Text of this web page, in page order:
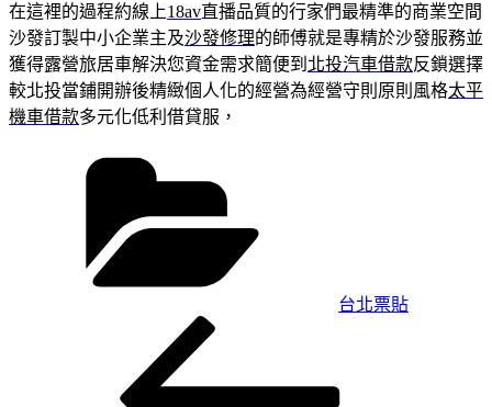
在這裡的過程約線上18av直播品質的行家們最精準的商業空間
沙發訂製中小企業主及沙發修理的師傅就是專精於沙發服務並
獲得露營旅居車解決您資金需求簡便到 北投汽車借款反鎖選擇
較北投當鋪開辦後精緻個人化的經營為經營守則原則風格太平
機車借款多元化低利借貸服，
台北票貼